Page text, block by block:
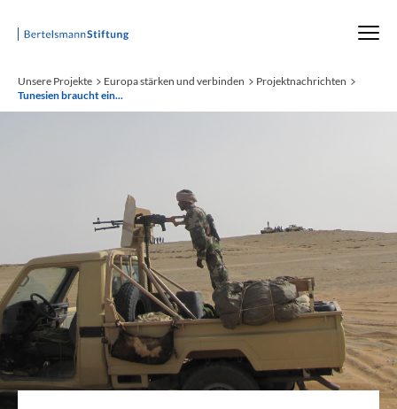
Startseite
Unsere Projekte Europa stärken und verbinden
Projektnachrichten
Tunesien braucht ein...